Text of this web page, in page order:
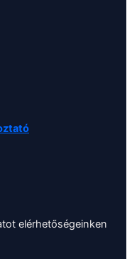
elérhetőségeinken